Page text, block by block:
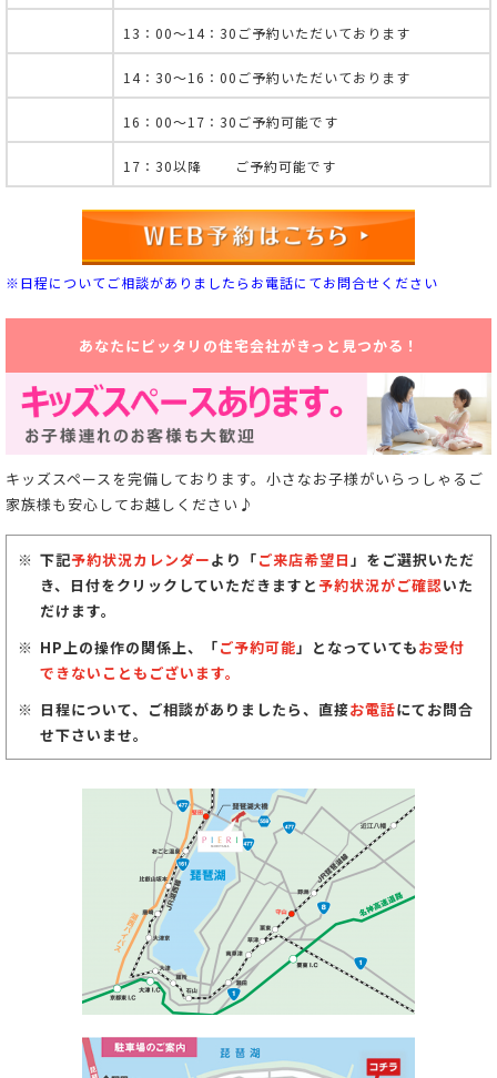
13：00～14：30ご予約いただいております
14：30～16：00ご予約いただいております
16：00～17：30ご予約可能です
17：30以降 ご予約可能です
※日程についてご相談がありましたらお電話にてお問合せください
あなたにピッタリの住宅会社がきっと見つかる！
キッズスペースを完備しております。小さなお子様がいらっしゃるご
家族様も安心してお越しください♪
下記予約状況カレンダーより「ご来店希望日」をご選択いただ
き、日付をクリックしていただきますと予約状況がご確認いた
だけます。
HP上の操作の関係上、「ご予約可能」となっていてもお受付
できないこともございます。
日程について、ご相談がありましたら、直接お電話にてお問合
せ下さいませ。